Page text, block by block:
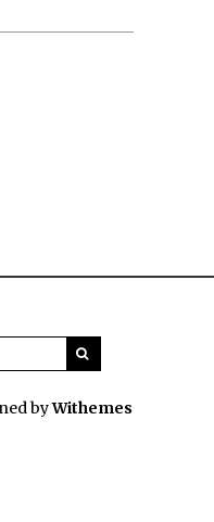
byWithemes